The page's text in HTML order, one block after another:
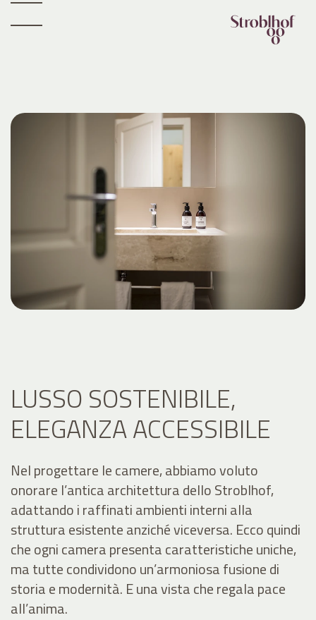
LUSSO SOSTENIBILE,
ELEGANZA ACCESSIBILE
Nel progettare le camere, abbiamo voluto
onorare l’antica architettura dello Stroblhof,
adattando i raffinati ambienti interni alla
struttura esistente anziché viceversa. Ecco quindi
che ogni camera presenta caratteristiche uniche,
ma tutte condividono un’armoniosa fusione di
storia e modernità. E una vista che regala pace
all’anima.